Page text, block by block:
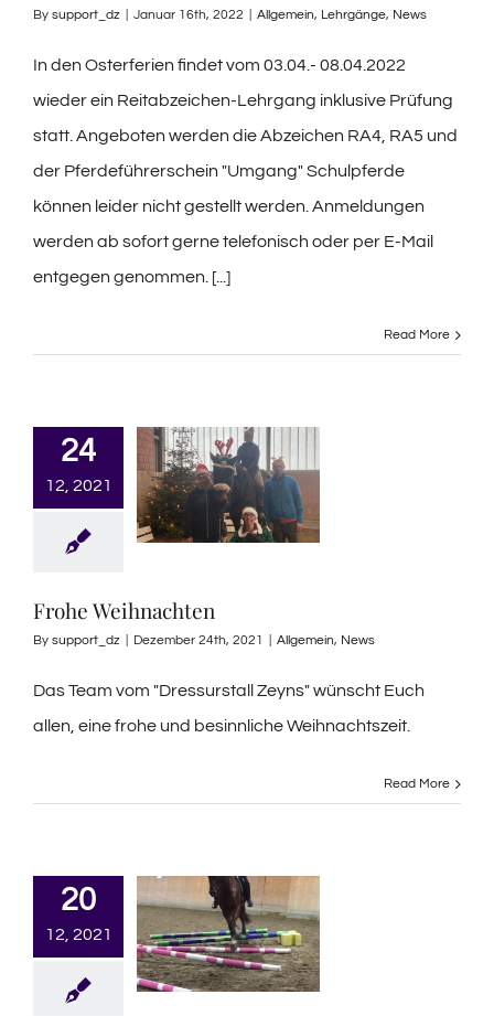
By support_dz Januar 16th, 2022 Allgemein, Lehrgänge, News
In den Osterferien findet vom 03.04.- 08.04.2022
wieder ein Reitabzeichen-Lehrgang inklusive Prüfung
statt. Angeboten werden die Abzeichen RA4, RA5 und
der Pferdeführerschein "Umgang" Schulpferde
können leider nicht gestellt werden. Anmeldungen
werden ab sofort gerne telefonisch oder per E-Mail
entgegen genommen. [...]
Read More
24
12, 2021
Frohe Weihnachten
By support_dz Dezember 24th, 2021 Allgemein, News
Das Team vom "Dressurstall Zeyns" wünscht Euch
allen, eine frohe und besinnliche Weihnachtszeit.
Read More
20
12, 2021